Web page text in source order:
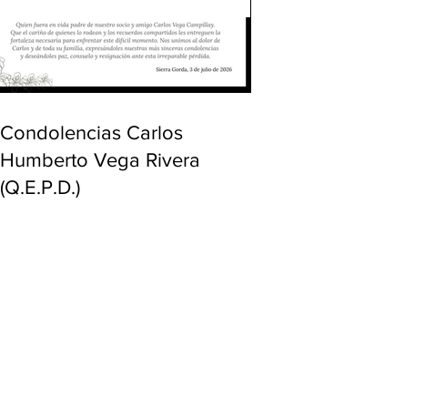
Condolencias Carlos
Humberto Vega Rivera
(Q.E.P.D.)